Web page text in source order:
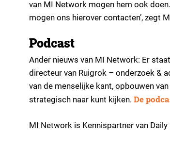
van MI Network mogen hem ook
mogen ons hierover contacten’, zegt
Podcast
Ander nieuws van MI Network: Er
directeur van Ruigrok – onderzoek &
van de menselijke kant, opbouwen
strategisch naar kunt kijken. De
MI Network is Kennispartner van Daily